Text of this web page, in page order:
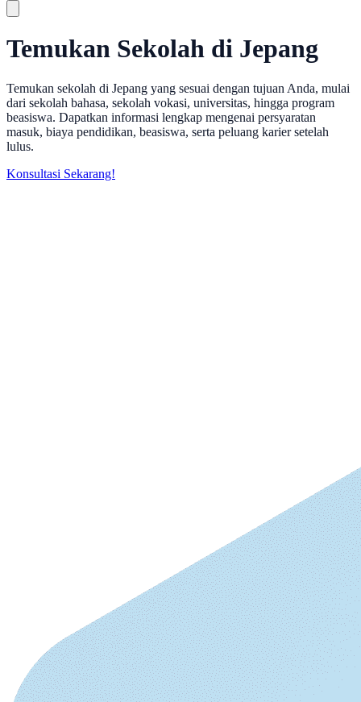
Temukan Sekolah di Jepang
Temukan sekolah di Jepang yang sesuai dengan tujuan Anda, mulai
dari sekolah bahasa, sekolah vokasi, universitas, hingga program
beasiswa. Dapatkan informasi lengkap mengenai persyaratan
masuk, biaya pendidikan, beasiswa, serta peluang karier setelah
lulus.
Konsultasi Sekarang!